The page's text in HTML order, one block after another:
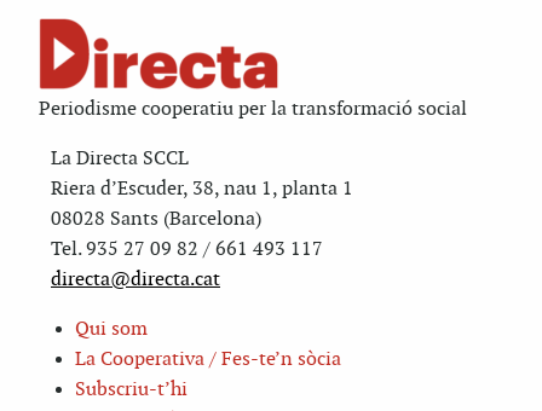
Periodisme cooperatiu per la transformació social
La Directa SCCL
Riera d’Escuder, 38, nau 1, planta 1
08028 Sants (Barcelona)
Tel. 935 27 09 82 / 661 493 117
directa@directa.cat
Qui som
La Cooperativa / Fes-te’n sòcia
Subscriu-t’hi